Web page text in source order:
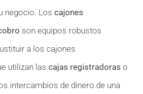
negocio. Los cajones
son equipos robustos
a los cajones
utilizan las cajas registradoras o
intercambios de dinero de una